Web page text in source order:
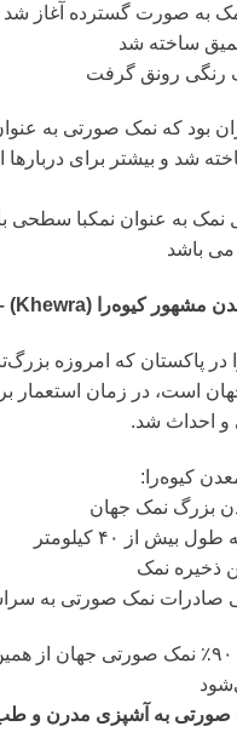
به صورت گسترده آغاز شد
ساخته شد
رنگی رونق گرفت
بود که نمک صورتی به
شد و بیشتر برای دربارها
نمک به عنوان نمکبا سطحی
می باشد
در پاکستان که امروزه
است، در زمان استعمار
و احداث شد.
کیوه‌را:
بزرگ نمک جهان
بیش از ۴۰ کیلومتر
ذخیره نمک
صادرات نمک صورتی به
امروز تقریباً ۹۰٪ نمک صورتی جهان
صورتی به آشپزی مدرن و